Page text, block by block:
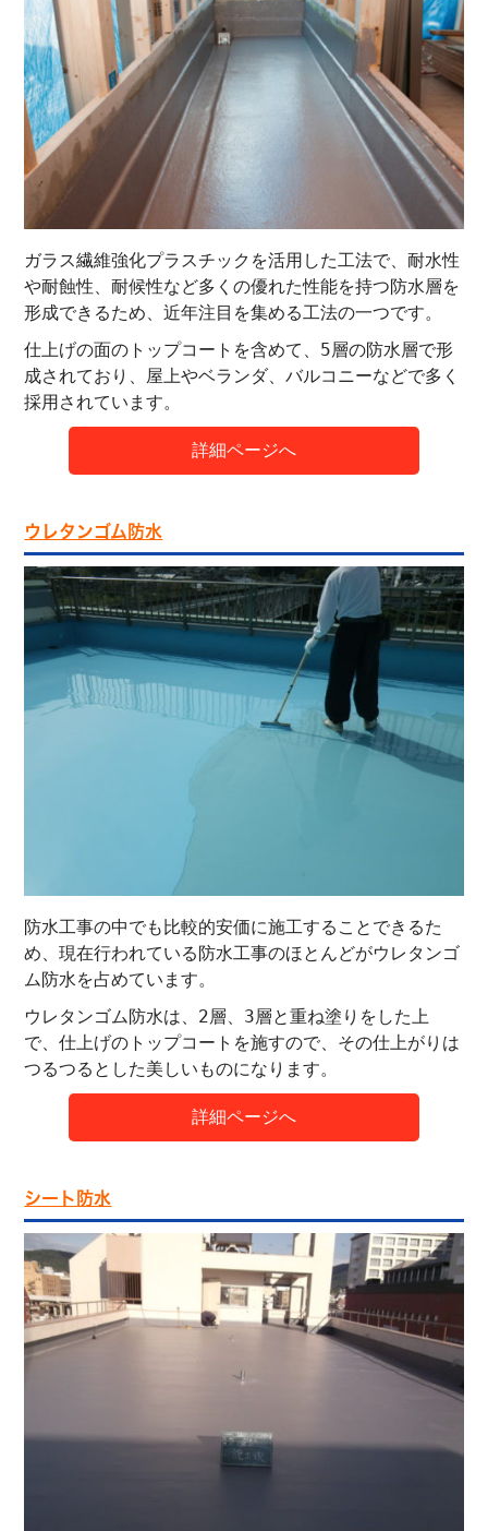
ガラス繊維強化プラスチックを活用した工法で、耐水性
や耐蝕性、耐候性など多くの優れた性能を持つ防水層を
形成できるため、近年注目を集める工法の一つです。
仕上げの面のトップコートを含めて、5層の防水層で形
成されており、屋上やベランダ、バルコニーなどで多く
採用されています。
詳細ページへ
ウレタンゴム防水
防水工事の中でも比較的安価に施工することできるた
め、現在行われている防水工事のほとんどがウレタンゴ
ム防水を占めています。
ウレタンゴム防水は、2層、3層と重ね塗りをした上
で、仕上げのトップコートを施すので、その仕上がりは
つるつるとした美しいものになります。
詳細ページへ
シート防水